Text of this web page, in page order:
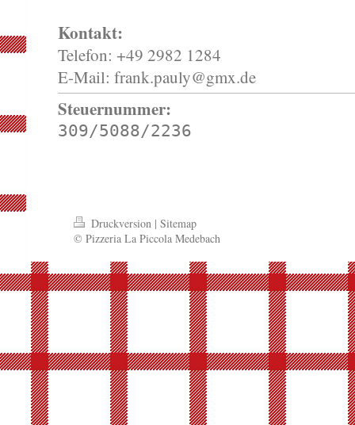
Kontakt:
Telefon: +49 2982 1284
E-Mail: frank.pauly@gmx.de
Steuernummer:
309/5088/2236
Druckversion | Sitemap
© Pizzeria La Piccola Medebach